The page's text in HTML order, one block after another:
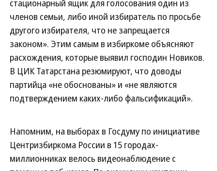
стационарный ящик для голосования один из
членов семьи, либо иной избиратель по просьбе
другого избирателя, что не запрещается
законом». Этим самым в избиркоме объясняют
расхождения, которые выявил господин Новиков.
В ЦИК Татарстана резюмируют, что доводы
партийца «не обоснованы» и «не являются
подтверждением каких-либо фальсификаций».
Напомним, на выборах в Госдуму по инициативе
Центризбиркома России в 15 городах-
миллионниках велось видеонаблюдение с